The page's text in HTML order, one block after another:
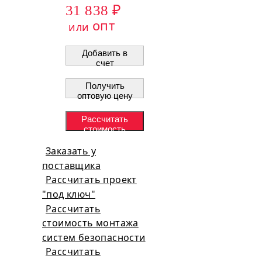
31 838 ₽
или опт
Добавить в
счет
Получить
оптовую цену
Рассчитать
стоимость
Заказать у
поставщика
Рассчитать проект
"под ключ"
Рассчитать
стоимость монтажа
систем безопасности
Рассчитать